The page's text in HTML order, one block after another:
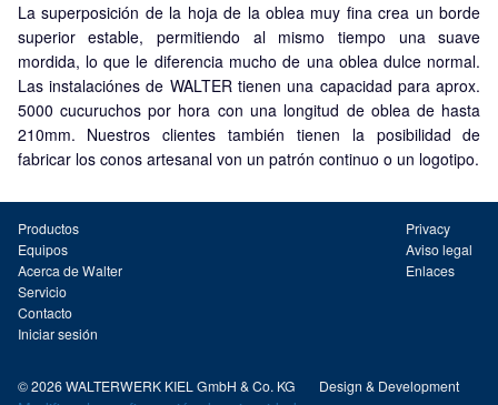
La superposición de la hoja de la oblea muy fina crea un borde
superior estable, permitiendo al mismo tiempo una suave
mordida, lo que le diferencia mucho de una oblea dulce normal.
Las instalaciónes de WALTER tienen una capacidad para aprox.
5000 cucuruchos por hora con una longitud de oblea de hasta
210mm. Nuestros clientes también tienen la posibilidad de
fabricar los conos artesanal von un patrón continuo o un logotipo.
Productos
Equipos
Acerca de Walter
Servicio
Contacto
Iniciar sesión
Privacy
Aviso legal
Enlaces
© 2026 WALTERWERK KIEL GmbH & Co. KG Design & Development